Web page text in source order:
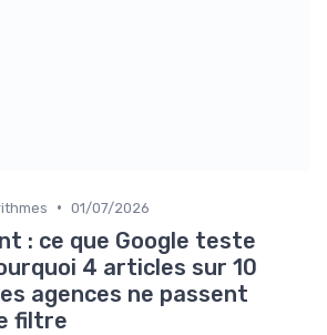
• 01/07/2026
: ce que Google teste
4 articles sur 10
agences ne passent
filtre